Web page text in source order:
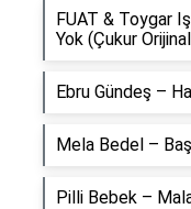
FUAT & Toygar
Yok (Çukur
Ebru Gündeş –
Mela Bedel –
Pilli Bebek –